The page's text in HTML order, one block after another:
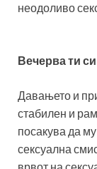
неодоливо
Вечерва ти
Давањето и
стабилен и
посакува да
сексуална